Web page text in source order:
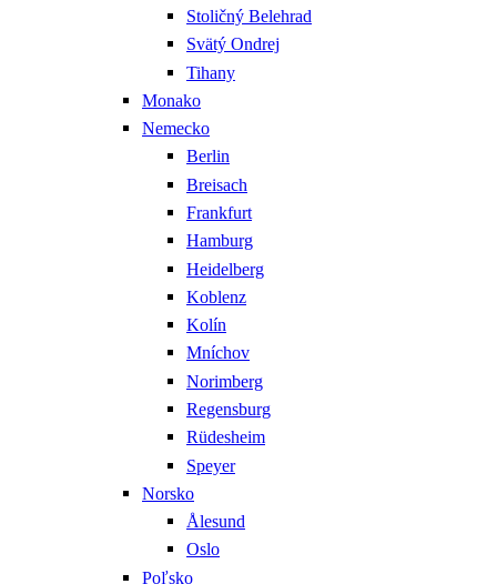
Stoličný Belehrad
Svätý Ondrej
Tihany
Monako
Nemecko
Berlin
Breisach
Frankfurt
Hamburg
Heidelberg
Koblenz
Kolín
Mníchov
Norimberg
Regensburg
Rüdesheim
Speyer
Norsko
Ålesund
Oslo
Poľsko